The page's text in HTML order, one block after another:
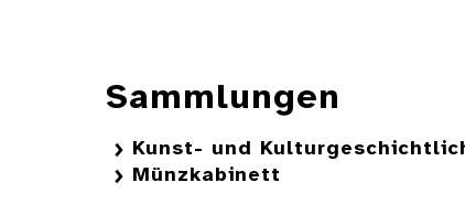
Sammlungen
Kunst- und
Münzkabinett